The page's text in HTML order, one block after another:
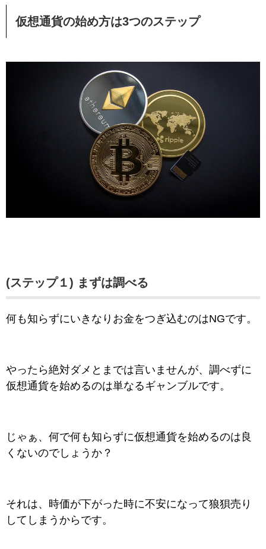
仮想通貨の始め方は3つのステップ
(ステップ１) まずは調べる
何も知らずにいきなりお金をつぎ込むのはNGです。
やったら絶対ダメとまでは言いませんが、調べずに
仮想通貨を始めるのは単なるギャンブルです。
じゃぁ、何で何も知らずに仮想通貨を始めるのは良
くないのでしょうか？
それは、時価が下がった時に不安になって狼狽売り
してしまうからです。